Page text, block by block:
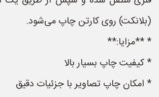
(بلانکت) روی کارتن چاپ می‌شود.
* **مزایا:**
* کیفیت چاپ بسیار بالا
* امکان چاپ تصاویر با جزئیات دقیق